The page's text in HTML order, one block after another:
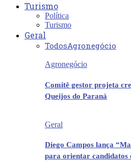
Turismo
Política
Turismo
Geral
TodosAgronegócio
Agronegócio
Comitê gestor projeta
Queijos do Paraná
Geral
Diego Campos lança
para orientar